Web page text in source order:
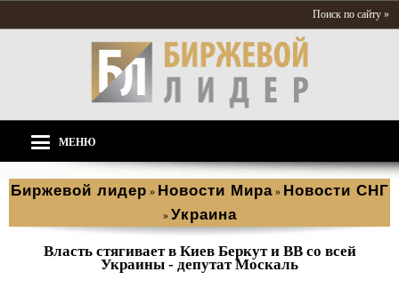
Поиск по сайту »
МЕНЮ
Биржевой лидер » Новости Мира » Новости СНГ
» Украина
Власть стягивает в Киев Беркут и ВВ со всей
Украины - депутат Москаль